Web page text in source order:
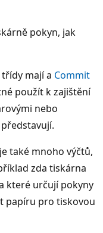
pokyn, jak
třídy mají a Commit
použít k zajištění
nebo
také mnoho výčtů,
zda tiskárna
které určují pokyny
papíru pro tiskovou